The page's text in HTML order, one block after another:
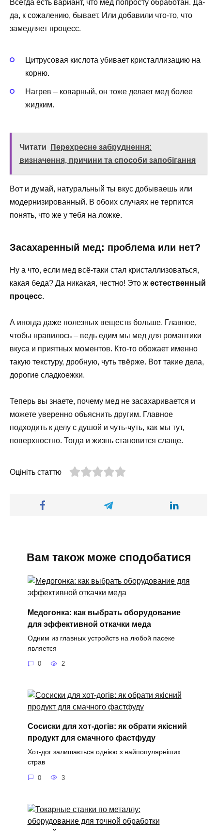
Всегда есть вариант, что мед попросту обработан. Да-
да, к сожалению, бывает. Или добавили что-то, что
замедляет процесс.
Цитрусовая кислота убивает кристаллизацию на
корню.
Нагрев – коварный, он тоже делает мед более
жидким.
Читати
Перехресне забруднення:
визначення, причини та способи запобігання
Вот и думай, натуральный ты вкус добываешь или
модернизированный. В обоих случаях не терпится
понять, что же у тебя на ложке.
Засахаренный мед: проблема или нет?
Ну а что, если мед всё-таки стал кристаллизоваться,
какая беда? Да никакая, честно! Это ж естественный
процесс.
А иногда даже полезных веществ больше. Главное,
чтобы нравилось – ведь едим мы мед для романтики
вкуса и приятных моментов. Кто-то обожает именно
такую текстуру, дробную, чуть твёрже. Вот такие дела,
дорогие сладкоежки.
Теперь вы знаете, почему мед не засахаривается и
можете уверенно объяснить другим. Главное
подходить к делу с душой и чуть-чуть, как мы тут,
поверхностно. Тогда и жизнь становится слаще.
Оцініть статтю
Вам також може сподобатися
Медогонка: как выбрать оборудование
для эффективной откачки меда
Одним из главных устройств на любой пасеке
является
0 2
Сосиски для хот-догів: як обрати якісний
продукт для смачного фастфуду
Хот-дог залишається однією з найпопулярніших
страв
0 3